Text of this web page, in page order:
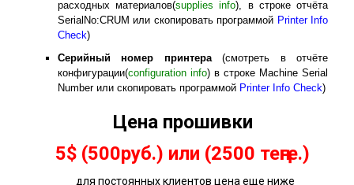
расходных материалов(supplies info), в строке отчёта
SerialNo:CRUM или скопировать программой Printer Info
Check)
Серийный номер принтера(смотреть в отчёте
конфигурации(configuration info) в строке Machine Serial
Number или скопировать программой Printer Info Check)
Цена прошивки
5$ (500руб.) или (2500 теңге.)
для постоянных клиентов цена еще ниже